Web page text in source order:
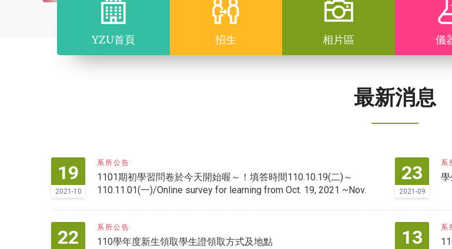
YZU首頁 招生 相片區 儀
最新消息
19
2021-10
系所公告
1101期初學習問卷於今天開始喔～！填答時間110.10.19(二)～
110.11.01(一)/Online survey for learning from Oct. 19, 2021 ~Nov.
23
2021-09
系
22 系所公告
110學年度新生領取學生證領取方式及地點 13 系